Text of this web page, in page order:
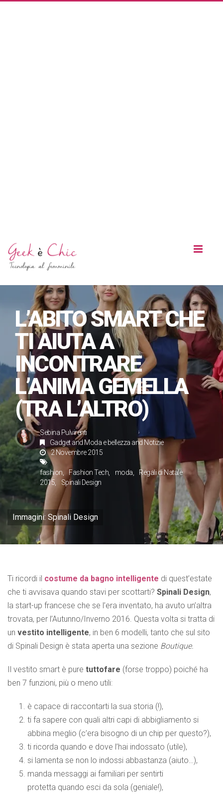
L’ABITO SMART CHE
TI AIUTA A
INCONTRARE
L’ANIMA GEMELLA
(TRA L’ALTRO)
Sebina Pulvirenti
Gadgetand Moda e bellezza and Notizie
2 Novembre 2015
fashion Fashion Tech moda
Regali di Natale
2015
Spinali Design
Immagini: Spinali Design
Ti ricordi il costume da bagno intelligente di quest’estate
che ti avvisava quando stavi per scottarti? Spinali Design,
la start-up francese che se l’era inventato, ha avuto un’altra
trovata, per l’Autunno/Inverno 2016. Questa volta si tratta di
un vestito intelligente, in ben 6 modelli, tanto che sul sito
di Spinali Design è stata aperta una sezione Boutique.
Il vestito smart è pure tuttofare (forse troppo) poiché ha
ben 7 funzioni, più o meno utili:
è capace di raccontarti la sua storia (!),
ti fa sapere con quali altri capi di abbigliamento si
abbina meglio (c’era bisogno di un chip per questo?),
ti ricorda quando e dove l’hai indossato (utile),
si lamenta se non lo indossi abbastanza (aiuto…),
manda messaggi ai familiari per sentirti
protetta quando esci da sola (geniale!),